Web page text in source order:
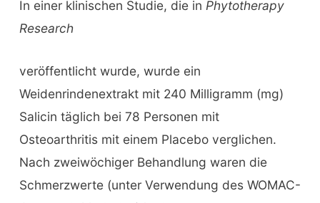
In einer klinischen Studie, die in Phytotherapy
Research
veröffentlicht wurde, wurde ein
Weidenrindenextrakt mit 240 Milligramm (mg)
Salicin täglich bei 78 Personen mit
Osteoarthritis mit einem Placebo verglichen.
Nach zweiwöchiger Behandlung waren die
Schmerzwerte (unter Verwendung des WOMAC-